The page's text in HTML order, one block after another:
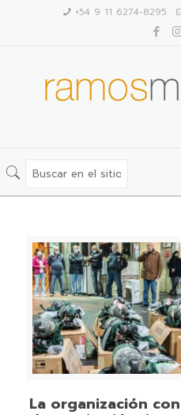
+54 9 11 6274-8295
La organización